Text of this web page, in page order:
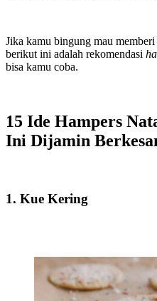
Jika kamu bingung mau
berikut ini adalah rekomendasi
bisa kamu coba.
15 Ide Hampers
Ini Dijamin
1. Kue Kering